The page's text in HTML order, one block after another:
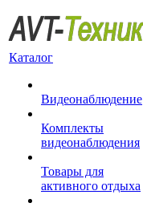
Каталог
Видеонаблюдение
Комплекты
видеонаблюдения
Товары для
активного отдыха